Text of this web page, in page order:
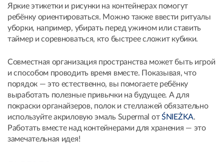
Яркие этикетки и рисунки на контейнерах помогут
ребёнку ориентироваться. Можно также ввести ритуалы
уборки, например, убирать перед ужином или ставить
таймер и соревноваться, кто быстрее сложит кубики.
Совместная организация пространства может быть игрой
и способом проводить время вместе. Показывая, что
порядок — это естественно, вы помогаете ребёнку
выработать полезные привычки на будущее. А для
покраски органайзеров, полок и стеллажей обязательно
используйте акриловую эмаль Supermal отŚNIEŻKA.
Работать вместе над контейнерами для хранения — это
замечательная идея!